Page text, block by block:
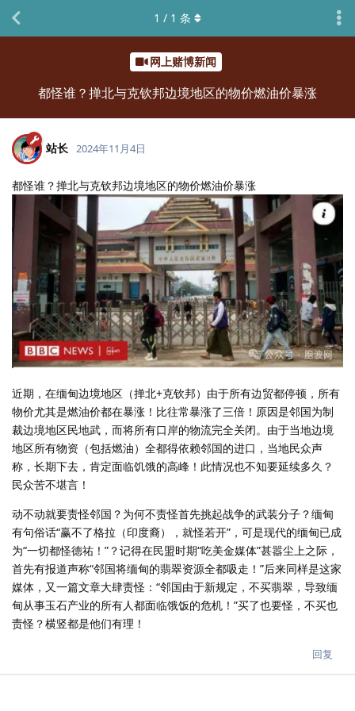
网上赌博新闻
都怪谁？掸北与克钦邦边境地区的物价燃油价暴涨
1 / 1 条
站长 2024年11月4日
都怪谁？掸北与克钦邦边境地区的物价燃油价暴涨
近期，在缅甸边境地区（掸北+克钦邦）由于所有边贸都停顿，所有
物价尤其是燃油价都在暴涨！比往常暴涨了三倍！原因是邻国为制
裁边境地区民地武，而将所有口岸的物流完全关闭。由于当地边境
地区所有物资（包括燃油）全都得依赖邻国的进口，当地民众声
称，长期下去，肯定面临饥饿的高峰！此情况也不知要延续多久？
民众苦不堪言！
动不动就要责怪邻国？为何不责怪首先挑起战争的武装分子？缅甸
有句俗话“赢不了格拉（印度裔），就怪若开”，可是现代的缅甸已成
为“一切都怪德祐！”？记得在民盟时期“吃美金媒体”甚嚣尘上之际，
首先有报道声称“邻国将缅甸的翡翠资源全都吸走！”后来同样是这家
媒体，又一篇文章大肆责怪：“邻国由于新规定，不买翡翠，导致缅
甸从事玉石产业的所有人都面临饿饭的危机！”买了也要怪，不买也
责怪？横竖都是他们有理！
回复